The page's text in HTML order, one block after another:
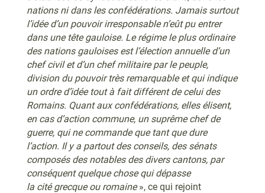
nations ni dans les confédérations. Jamais surtout
l’idée d’un pouvoir irresponsable n’eût pu entrer
dans une tête gauloise. Le régime le plus ordinaire
des nations gauloises est l’élection annuelle d’un
chef civil et d’un chef militaire par le peuple,
division du pouvoir très remarquable et qui indique
un ordre d’idée tout à fait différent de celui des
Romains. Quant aux confédérations, elles élisent,
en cas d’action commune, un suprême chef de
guerre, qui ne commande que tant que dure
l’action. Il y a partout des conseils, des sénats
composés des notables des divers cantons, par
conséquent quelque chose qui dépasse
la cité grecque ou romaine», ce qui rejoint